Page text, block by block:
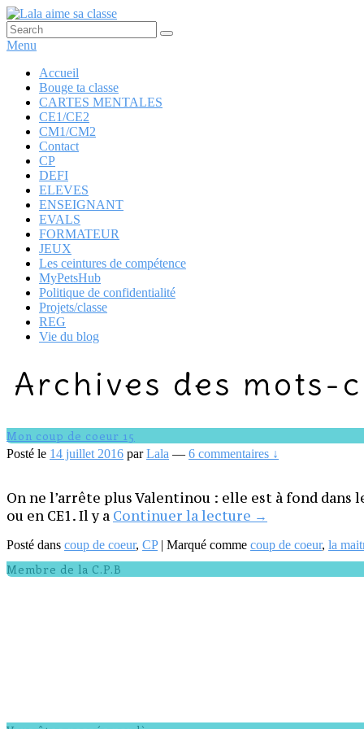
Aller
au
contenu
Lala aime sa classe
Anglais, cartes mentales et ….
Recherche :
Rechercher
Menu
Menu
principal
Accueil
Bouge ta classe
CARTES MENTALES
CE1/CE2
CM1/CM2
Contact
CP
DEFI
ELEVES
ENSEIGNANT
EVALS
FORMATEUR
JEUX
Les ceintures de compétence
MyPetsHub
Politique de confidentialité
Projets/classe
REG
Vie du blog
Archives des mots-
Mon coup de coeur 15
Posté le 14 juillet 2016 parLala — 6 commentaires ↓
On ne l’arrête plus Valentinou : elle est à fond dans
ou en CE1. Il y a Continuer la lecture Mon
de
→
Posté dans coup de coeur, CP | Marqué comme coup de coeur, la
Zone
Membre de la C.P.B